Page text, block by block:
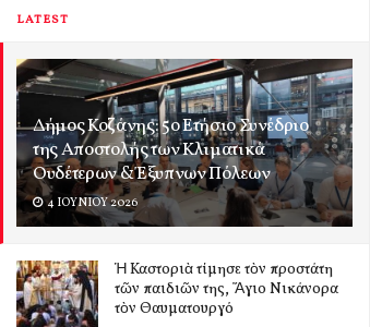
LATEST
Δήμος Κοζάνης: 5ο Ετήσιο Συνέδριο
της Αποστολής των Κλιματικά
Ουδέτερων & Έξυπνων Πόλεων
4 ΙΟΥΝΊΟΥ 2026
Ἡ Καστοριὰ τίμησε τὸν προστάτη
τῶν παιδιῶν της, Ἅγιο Νικάνορα
τὸν Θαυματουργό